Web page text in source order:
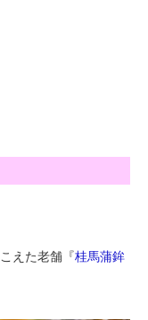
えた老舗『桂馬蒲鉾